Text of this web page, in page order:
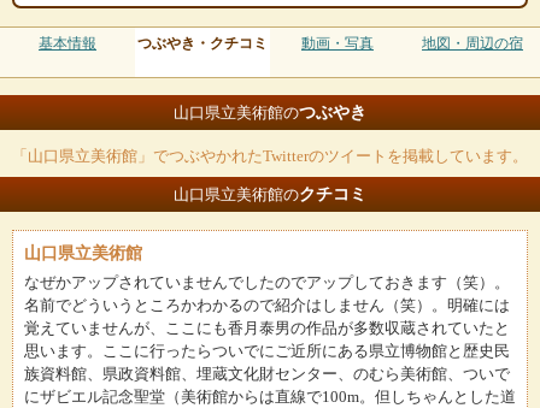
基本情報 つぶやき・クチコミ 動画・写真 地図・周辺の宿
山口県立美術館のつぶやき
「山口県立美術館」でつぶやかれたTwitterのツイートを掲載しています。
山口県立美術館のクチコミ
山口県立美術館
なぜかアップされていませんでしたのでアップしておきます（笑）。
名前でどういうところかわかるので紹介はしません（笑）。明確には
覚えていませんが、ここにも香月泰男の作品が多数収蔵されていたと
思います。ここに行ったらついでにご近所にある県立博物館と歴史民
族資料館、県政資料館、埋蔵文化財センター、のむら美術館、ついで
にザビエル記念聖堂（美術館からは直線で100m。但しちゃんとした道